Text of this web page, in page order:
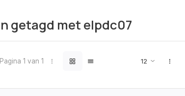
getagd met elpdc07
Pagina 1 van 1